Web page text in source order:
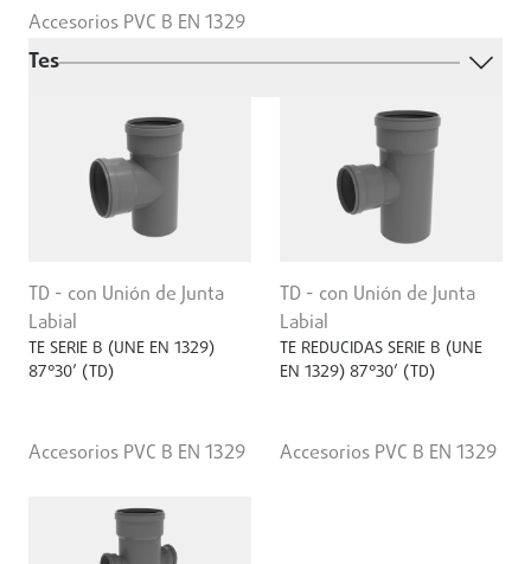
Accesorios PVC B EN 1329
Tes
TD - con Unión de Junta
Labial
TE SERIE B (UNE EN 1329)
87°30’ (TD)
Accesorios PVC B EN 1329
TD - con Unión de Junta
Labial
TE REDUCIDAS SERIE B (UNE
EN 1329) 87°30’ (TD)
Accesorios PVC B EN 1329